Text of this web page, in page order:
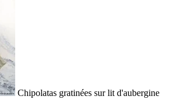
Chipolatas gratinées sur lit d'aubergine